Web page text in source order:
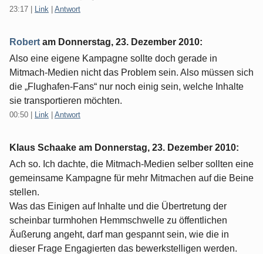
23:17 Link Antwort
Robert am Donnerstag, 23. Dezember 2010:
Also eine eigene Kampagne sollte doch gerade in
Mitmach-Medien nicht das Problem sein. Also müssen sich
die „Flughafen-Fans“ nur noch einig sein, welche Inhalte
sie transportieren möchten.
00:50 Link Antwort
Klaus Schaake am Donnerstag, 23. Dezember 2010:
Ach so. Ich dachte, die Mitmach-Medien selber sollten eine
gemeinsame Kampagne für mehr Mitmachen auf die Beine
stellen.
Was das Einigen auf Inhalte und die Übertretung der
scheinbar turmhohen Hemmschwelle zu öffentlichen
Äußerung angeht, darf man gespannt sein, wie die in
dieser Frage Engagierten das bewerkstelligen werden.